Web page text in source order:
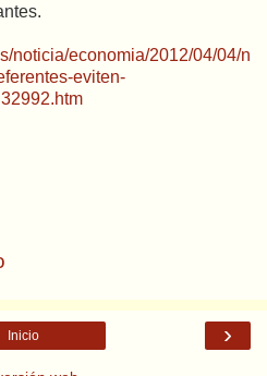
noticia/economia/2012/04/04/n
eviten-
›
Inicio